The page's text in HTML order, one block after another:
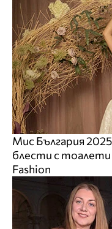
Мис България
блести с
Fashion